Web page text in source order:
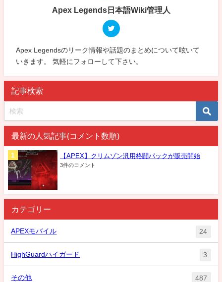
Apex Legends日本語Wiki管理人
Apex Legendsのリーク情報や話題のまとめについて呟いて
いきます。 気軽にフォローして下さい。
記事検索
最新の人気記事(コメント数順)
【APEX】クリムゾン汎用格闘パックが販売開始
3件のコメント
カテゴリー
APEXモバイル 24
HighGuardハイガード 3
その他 487